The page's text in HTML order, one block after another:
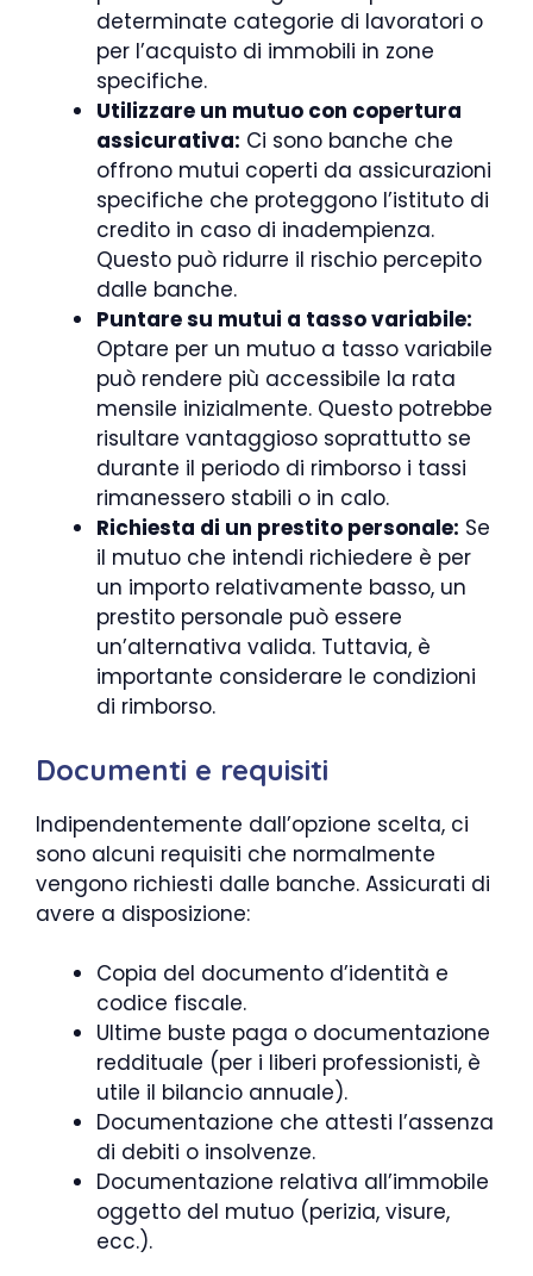
determinate categorie di lavoratori o
per l’acquisto di immobili in zone
specifiche.
Utilizzare un mutuo con copertura
assicurativa: Ci sono banche che
offrono mutui coperti da assicurazioni
specifiche che proteggono l’istituto di
credito in caso di inadempienza.
Questo può ridurre il rischio percepito
dalle banche.
Puntare su mutui a tasso variabile:
Optare per un mutuo a tasso variabile
può rendere più accessibile la rata
mensile inizialmente. Questo potrebbe
risultare vantaggioso soprattutto se
durante il periodo di rimborso i tassi
rimanessero stabili o in calo.
Richiesta di un prestito personale: Se
il mutuo che intendi richiedere è per
un importo relativamente basso, un
prestito personale può essere
un’alternativa valida. Tuttavia, è
importante considerare le condizioni
di rimborso.
Documenti e requisiti
Indipendentemente dall’opzione scelta, ci
sono alcuni requisiti che normalmente
vengono richiesti dalle banche. Assicurati di
avere a disposizione:
Copia del documento d’identità e
codice fiscale.
Ultime buste paga o documentazione
reddituale (per i liberi professionisti, è
utile il bilancio annuale).
Documentazione che attesti l’assenza
di debiti o insolvenze.
Documentazione relativa all’immobile
oggetto del mutuo (perizia, visure,
ecc.).